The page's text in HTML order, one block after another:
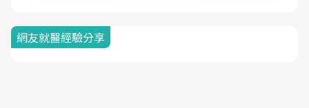
網友就醫經驗分享